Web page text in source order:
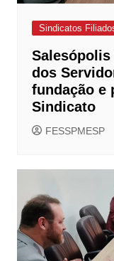
Sindicatos
dos
fundação e
Sindicato
FESSPMESP